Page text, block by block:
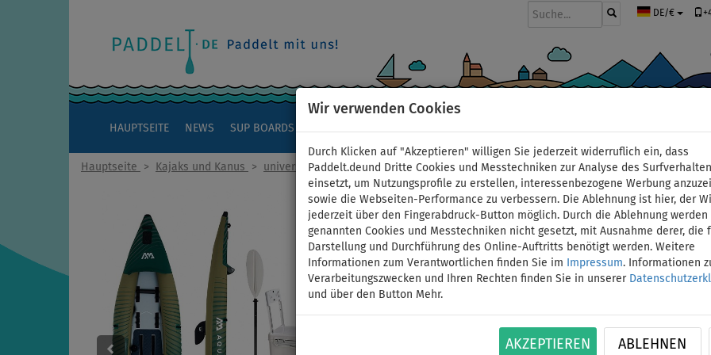
Wir verwenden Cookies
Durch Klicken auf "Akzeptieren" willigen Sie jederzeit widerruflich ein, dass
Paddelt.deund Dritte Cookies und Messtechniken zur Analyse des
einsetzt, um Nutzungsprofile zu erstellen, interessenbezogene Werbung
sowie die Webseiten-Performance zu verbessern. Die Ablehnung ist hier, der
jederzeit über den Fingerabdruck-Button möglich. Durch die Ablehnung werden
genannten Cookies und Messtechniken nicht gesetzt, mit Ausnahme derer, die
Darstellung und Durchführung des Online-Auftritts benötigt werden. Weitere
Informationen zum Verantwortlichen finden Sie im
Impressum. Informationen
Verarbeitungszwecken und Ihren Rechten finden Sie in unserer
und über den Button Mehr.
AKZEPTIEREN ABLEHNEN
DE/€
HAUPTSEITE NEWS SUP BOARDS
Hauptseite > Kajaks und Kanus > universelle Kombikajaks
Kajak AQUA MARINA
aufblasbares Kajak -
und Kühlbox
180 kg
VERSAND